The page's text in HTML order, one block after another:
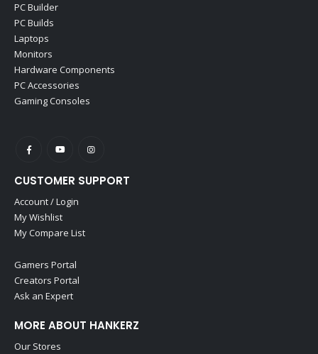
PC Builder
PC Builds
Laptops
Monitors
Hardware Components
PC Accessories
Gaming Consoles
CUSTOMER SUPPORT
Account / Login
My Wishlist
My Compare List
Gamers Portal
Creators Portal
Ask an Expert
MORE ABOUT HANKERZ
Our Stores